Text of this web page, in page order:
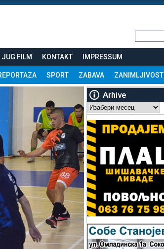
JUG FILM KONTAKT IMPRESSUM
SPORT ZABAVA ZANIMLJIVOSTI
Arhive
Arhive